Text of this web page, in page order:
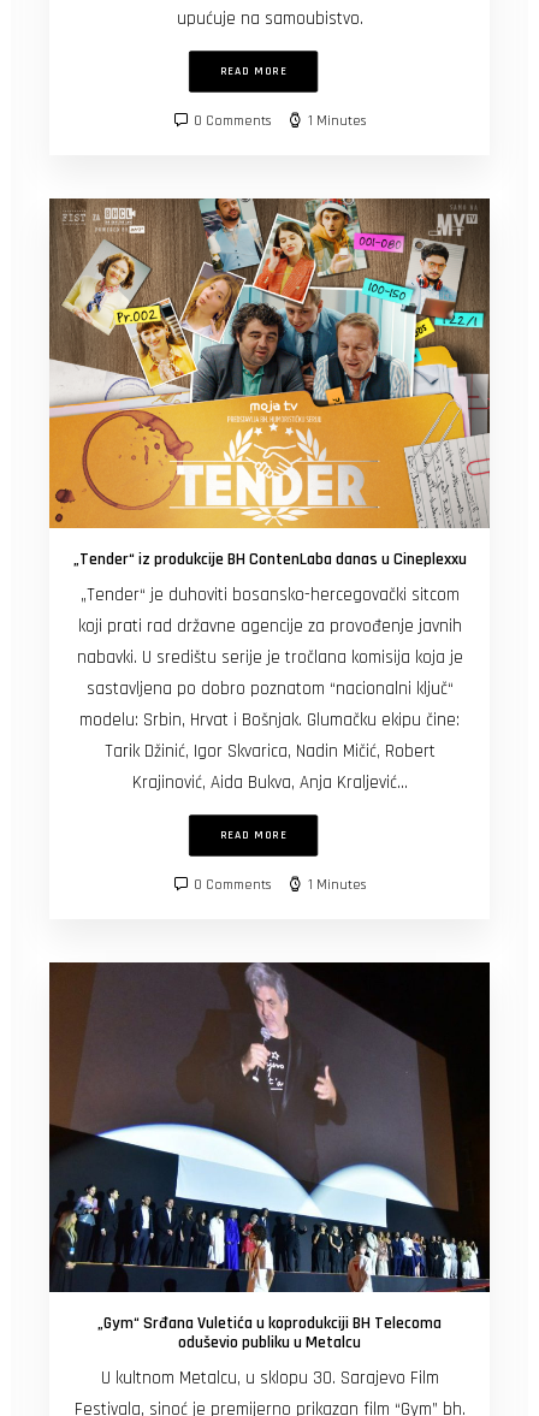
upućuje na samoubistvo.
READ MORE
0 Comments 1 Minutes
„Tender“ iz produkcije BH ContenLaba danas u Cineplexxu
„Tender“ je duhoviti bosansko-hercegovački sitcom
koji prati rad državne agencije za provođenje javnih
nabavki. U središtu serije je tročlana komisija koja je
sastavljena po dobro poznatom “nacionalni ključ“
modelu: Srbin, Hrvat i Bošnjak. Glumačku ekipu čine:
Tarik Džinić, Igor Skvarica, Nadin Mičić, Robert
Krajinović, Aida Bukva, Anja Kraljević…
READ MORE
0 Comments 1 Minutes
„Gym“ Srđana Vuletića u koprodukciji BH Telecoma
oduševio publiku u Metalcu
U kultnom Metalcu, u sklopu 30. Sarajevo Film
Festivala, sinoć je premijerno prikazan film “Gym” bh.